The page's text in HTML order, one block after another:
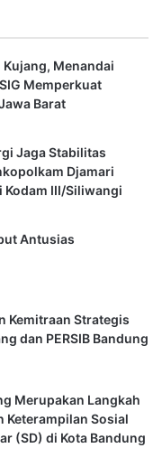
Kujang, Menandai
Memperkuat
Barat
Jaga Stabilitas
Djamari
III/Siliwangi
Antusias
Kemitraan Strategis
dan PERSIB Bandung
Merupakan Langkah
Keterampilan Sosial
(SD) di Kota Bandung